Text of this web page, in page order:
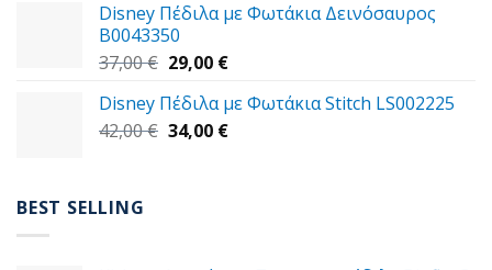
59,00 €.είναι:
Disney Πέδιλα με Φωτάκια Δεινόσαυρος
B0043350
37,00€ Original
was:
37,00 €.
29,00 €Η
τιμή
είναι:
Disney Πέδιλα με Φωτάκια Stitch LS002225
42,00€ Original
34,00 €Η
BEST SELLING